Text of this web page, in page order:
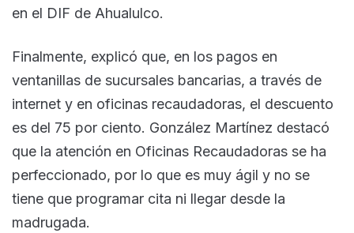
en el DIF de Ahualulco.
Finalmente, explicó que, en los pagos en
ventanillas de sucursales bancarias, a través de
internet y en oficinas recaudadoras, el descuento
es del 75 por ciento. González Martínez destacó
que la atención en Oficinas Recaudadoras se ha
perfeccionado, por lo que es muy ágil y no se
tiene que programar cita ni llegar desde la
madrugada.